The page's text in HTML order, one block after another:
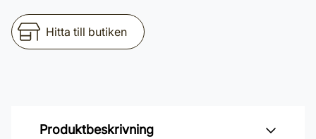
Hitta till butiken
Produktbeskrivning